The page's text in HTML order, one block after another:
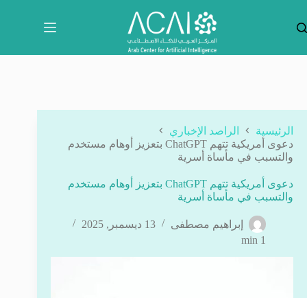
المحتوى
الرئيسية
الراصد الإخباري
دعوى أمريكية تتهم ChatGPT بتعزيز أوهام مستخدم
والتسبب في مأساة أسرية
دعوى أمريكية تتهم ChatGPT بتعزيز أوهام مستخدم
والتسبب في مأساة أسرية
إبراهيم مصطفى
13 ديسمبر, 2025
1 min